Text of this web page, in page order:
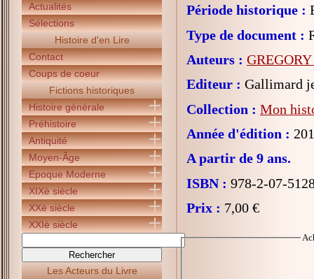
Actualités
Sélections
Histoire d'en Lire
Contact
Coups de coeur
Fictions historiques
Histoire générale
Préhistoire
Antiquité
Moyen-Âge
Epoque Moderne
XIXè siècle
XXè siècle
XXIè siècle
Les Acteurs du Livre
Période historique :
Type de document :
Auteurs :
Editeur : Gallimard
Collection : Mon
Année d'édition :
A partir de 9 ans.
ISBN : 978-2-07-
Prix : 7,00 €